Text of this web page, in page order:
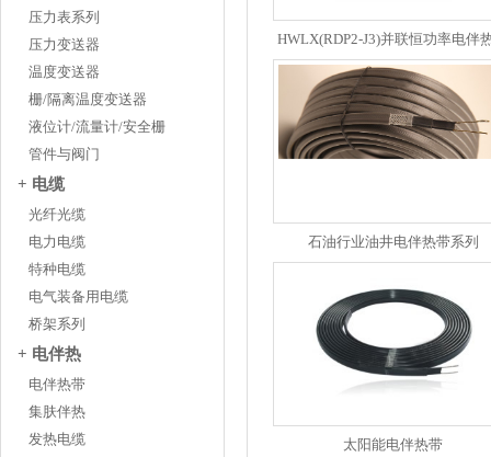
压力表系列
压力变送器
温度变送器
栅/隔离温度变送器
液位计/流量计/安全栅
管件与阀门
+ 电缆
光纤光缆
电力电缆
特种电缆
电气装备用电缆
桥架系列
+ 电伴热
电伴热带
集肤伴热
发热电缆
HWLX(RDP2-J3)并联恒功率电伴
石油行业油井电伴热带系列
太阳能电伴热带